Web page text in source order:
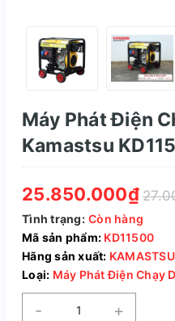
Máy Phát Điện
Kamastsu
25.850.000₫
Tình trạng: Còn hàng
Mã sản phẩm: KD11500
Hãng sản xuất: KAMASTSU
Loại: Máy Phát Điện Chạy
- +